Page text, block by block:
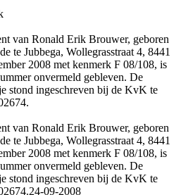
van Ronald Erik Brouwer, geboren
te Jubbega, Wollegrasstraat 4, 8441
2008 met kenmerk F 08/108, is
onvermeld gebleven. De
stond ingeschreven bij de KvK te
van Ronald Erik Brouwer, geboren
te Jubbega, Wollegrasstraat 4, 8441
2008 met kenmerk F 08/108, is
onvermeld gebleven. De
stond ingeschreven bij de KvK te
24-09-2008